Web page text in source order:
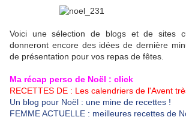
Voici une sélection de blogs et de sites
donneront encore des idées de dernière
de présentation pour vos repas de fêtes.
Ma récap perso de Noël : click
RECETTES DE : Les calendriers de l'Avent
Un blog pour Noël : une mine de recettes !
FEMME ACTUELLE : meilleures recettes de